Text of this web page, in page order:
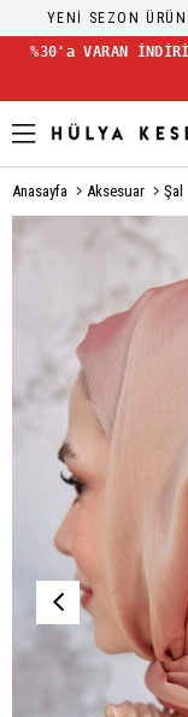
YENİ SEZON
%30'a VARAN
Anasayfa Aksesuar Şal